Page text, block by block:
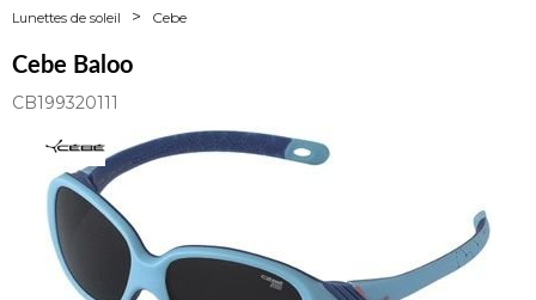
Lunettes de soleil Cebe
Cebe Baloo
CB199320111